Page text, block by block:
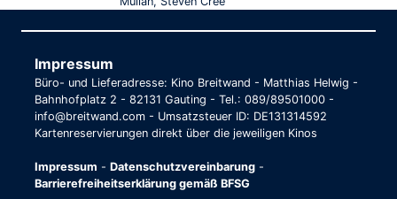
Impressum
Büro- und Lieferadresse: Kino Breitwand - Matthias Helwig -
Bahnhofplatz 2 - 82131 Gauting - Tel.: 089/89501000 -
info@breitwand.com - Umsatzsteuer ID: DE131314592
Kartenreservierungen direkt über die jeweiligen Kinos
Impressum - Datenschutzvereinbarung -
Barrierefreiheitserklärung gemäß BFSG